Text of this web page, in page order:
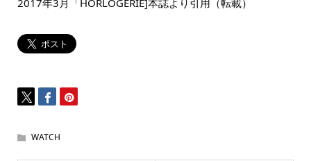
2017年3月「HORLOGERIE]本誌より引用（転載）
WATCH